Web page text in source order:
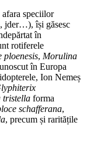
afara speciilor
jder…), își găsesc
în
rotiferele
ploenesis, Morulina
în Europa
Ion Nemeș
tristella forma
schafferana,
, precum și raritățile